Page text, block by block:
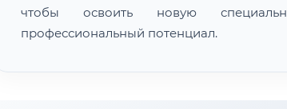
чтобы освоить новую
профессиональный потенциал.